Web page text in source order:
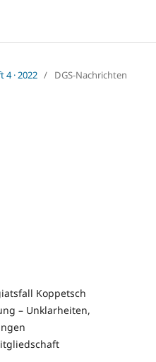
4 · 2022 / DGS-Nachrichten
Koppetsch
– Unklarheiten,